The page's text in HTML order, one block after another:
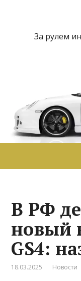
За рулем
В РФ
новый
GS4:
18.03.2025 Новости